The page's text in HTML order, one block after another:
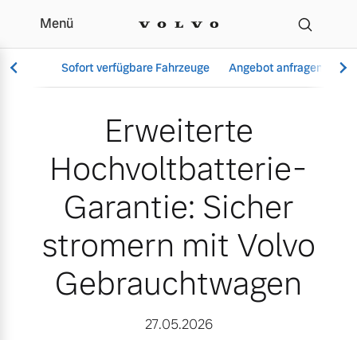
Erweiterte
Menü
Sofort verfügbare Fahrzeuge Angebot anfragen
Vollelektrisch
6 Modelle
Plug-in Hybrid
Aktuelle Angebote
Über uns
Erweiterte
Hochvoltbatterie-
Garantie: Sicher
stromern mit Volvo
Gebrauchtwagen
27.05.2026